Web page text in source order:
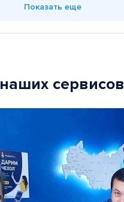
Показать еще
наших сервисов